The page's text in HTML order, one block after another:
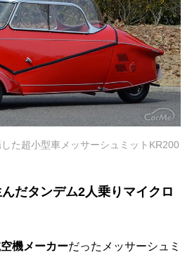
た超小型車メッサーシュミットKR200
だタンデム2人乗りマイクロ
機メーカーだったメッサーシュミ